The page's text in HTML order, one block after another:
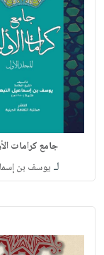
جامع كرامات
لـ يوسف بن